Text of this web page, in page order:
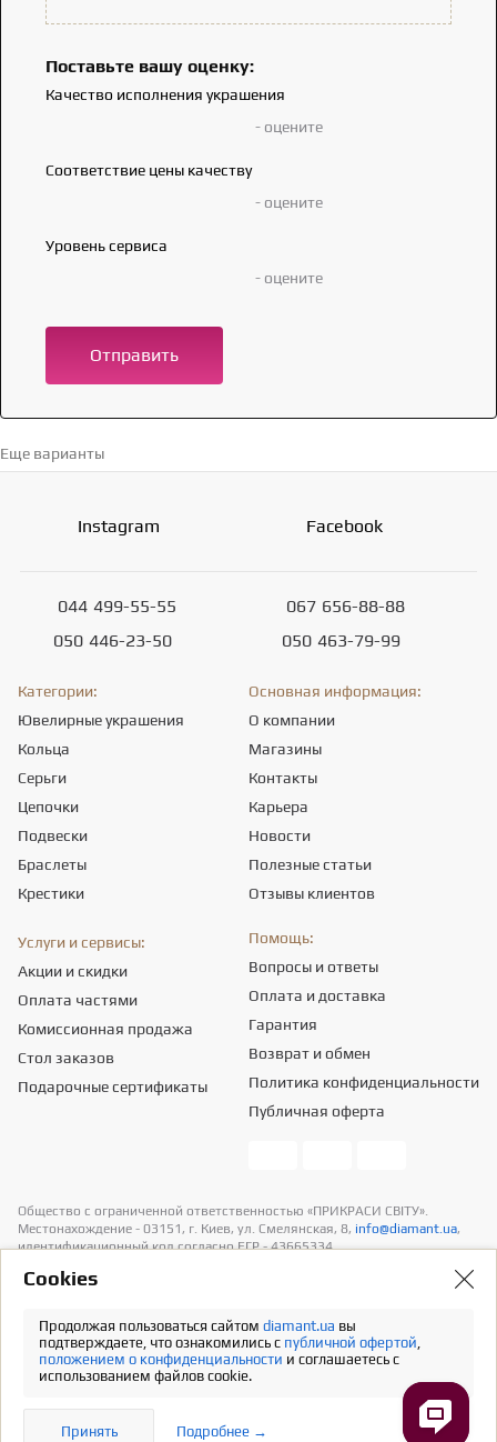
Поставьте вашу оценку:
Качество исполнения украшения
- оцените
Соответствие цены качеству
- оцените
Уровень сервиса
- оцените
Отправить
Еще варианты
Instagram Facebook
044 499-55-55
050 446-23-50
067 656-88-88
050 463-79-99
Категории:
Ювелирные украшения
Кольца
Серьги
Цепочки
Подвески
Браслеты
Крестики
Основная информация:
О компании
Магазины
Контакты
Карьера
Новости
Полезные статьи
Отзывы клиентов
Услуги и сервисы:
Акции и скидки
Оплата частями
Комиссионная продажа
Стол заказов
Подарочные сертификаты
Помощь:
Вопросы и ответы
Оплата и доставка
Гарантия
Возврат и обмен
Политика конфиденциальности
Публичная оферта
Общество с ограниченной ответственностью «ПРИКРАСИ СВІТУ».
Местонахождение - 03151, г. Киев, ул. Смелянская, 8, info@diamant.ua,
идентификационный код согласно ЕГР - 43665334.
Информация о стоимости доставки содержится в разделе «Оплата и
доставка». В расчет стоимости товаров налогов не включено
Полная версия
Сookies
Продолжая пользоваться сайтом diamant.ua вы
подтверждаете, что ознакомились с публичной офертой,
положением о конфиденциальности и соглашаетесь с
использованием файлов cookie.
Принять Подробнее →